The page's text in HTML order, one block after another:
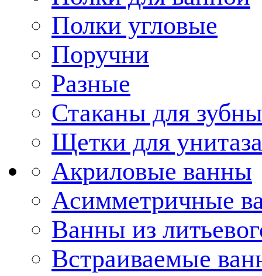
Полки угловые
Поручни
Разные
Стаканы для
Щетки для унитаза
Акриловые ванны
Асимметричные
Ванны из
Встраиваемые